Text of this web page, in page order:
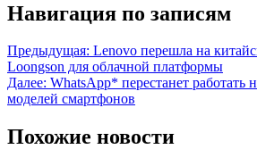
Навигация по записям
Предыдущая: Lenovo перешла на
Loongson для облачной платформы
Далее: WhatsApp* перестанет работать
моделей смартфонов
Похожие новости